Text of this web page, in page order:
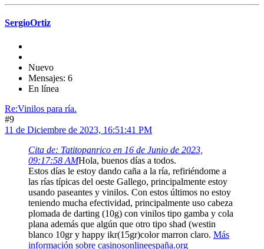
SergioOrtiz
Nuevo
Mensajes: 6
En línea
Re:Vinilos para ría.
#9
11 de Diciembre de 2023, 16:51:41 PM
Cita de: Tatitopanrico en 16 de Junio de 2023,
09:17:58 AMHola, buenos días a todos.
Estos días le estoy dando caña a la ría, refiriéndome a
las rías típicas del oeste Gallego, principalmente estoy
usando paseantes y vinilos. Con estos últimos no estoy
teniendo mucha efectividad, principalmente uso cabeza
plomada de darting (10g) con vinilos tipo gamba y cola
plana además que algún que otro tipo shad (westin
blanco 10gr y happy ikr(15gr)color marron claro. Más
información sobre casinosonlineespaña.org